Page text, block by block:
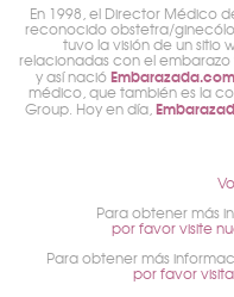
En 1998, el Director Médico
reconocido obstetra/
tuvo la visión de un sitio
relacionadas con el embarazo
y así nacióEmbarazada.com
médico, que también es la
Group. Hoy en día,
Para obtener más
por favor visite
Para obtener más
por favor